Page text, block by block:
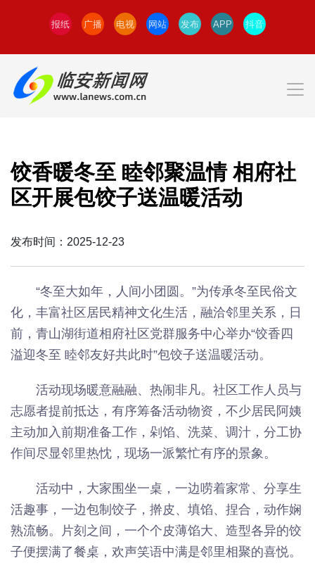
报纸 广播 电视 网站 发布 APP 抖音
饺香暖冬至 睦邻聚温情 相府社
区开展包饺子送温暖活动
发布时间：2025-12-23
“冬至大如年，人间小团圆。”为传承冬至民俗文
化，丰富社区居民精神文化生活，融洽邻里关系，日
前，青山湖街道相府社区党群服务中心举办“饺香四
溢迎冬至 睦邻友好共此时”包饺子送温暖活动。
活动现场暖意融融、热闹非凡。社区工作人员与
志愿者提前抵达，有序筹备活动物资，不少居民阿姨
主动加入前期准备工作，剁馅、洗菜、调汁，分工协
作间尽显邻里热忱，现场一派繁忙有序的景象。
活动中，大家围坐一桌，一边唠着家常、分享生
活趣事，一边包制饺子，擀皮、填馅、捏合，动作娴
熟流畅。片刻之间，一个个皮薄馅大、造型各异的饺
子便摆满了餐桌，欢声笑语中满是邻里相聚的喜悦。